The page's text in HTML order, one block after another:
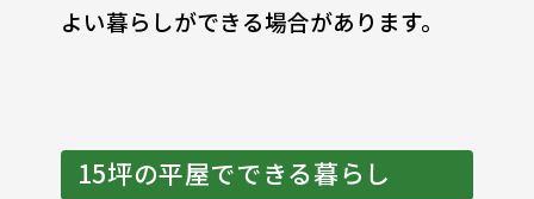
よい暮らしができる場合があります。
15坪の平屋でできる暮らし